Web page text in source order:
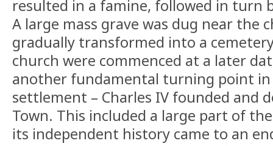
resulted in a famine, followed in turn
A large mass grave was dug near the
gradually transformed into a
church were commenced at a later
another fundamental turning point
settlement – Charles IV founded and
Town. This included a large part of
its independent history came to an